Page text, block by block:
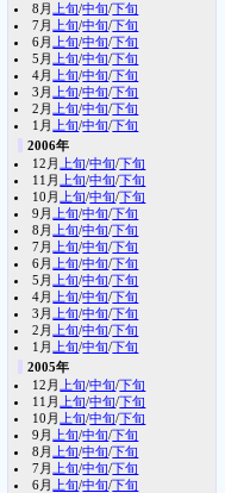
8月 上旬/中旬/下旬
7月 上旬/中旬/下旬
6月 上旬/中旬/下旬
5月 上旬/中旬/下旬
4月 上旬/中旬/下旬
3月 上旬/中旬/下旬
2月 上旬/中旬/下旬
1月 上旬/中旬/下旬
2006年
12月 上旬/中旬/下旬
11月 上旬/中旬/下旬
10月 上旬/中旬/下旬
9月 上旬/中旬/下旬
8月 上旬/中旬/下旬
7月 上旬/中旬/下旬
6月 上旬/中旬/下旬
5月 上旬/中旬/下旬
4月 上旬/中旬/下旬
3月 上旬/中旬/下旬
2月 上旬/中旬/下旬
1月 上旬/中旬/下旬
2005年
12月 上旬/中旬/下旬
11月 上旬/中旬/下旬
10月 上旬/中旬/下旬
9月 上旬/中旬/下旬
8月 上旬/中旬/下旬
7月 上旬/中旬/下旬
6月 上旬/中旬/下旬